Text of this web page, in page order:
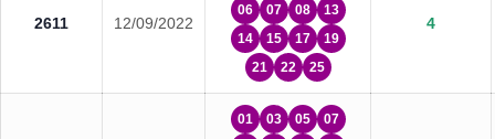
2611 12/09/2022
06
07 08
13
14
15 17
19
21
22 25
4
01 03 05
07